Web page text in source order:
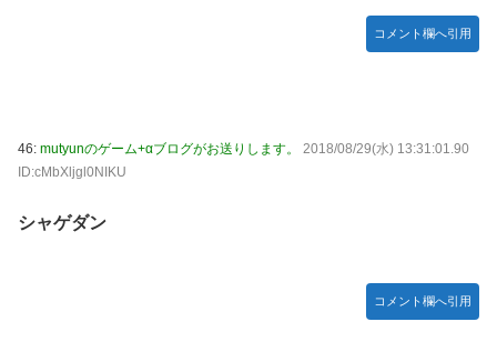
コメント欄へ引用
46: mutyunのゲーム+αブログがお送りします。
2018/08/29(水) 13:31:01.90
ID:cMbXljgl0NIKU
シャゲダン
コメント欄へ引用